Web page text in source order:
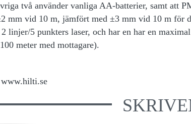
två använder vanliga AA-batterier, samt att
mm vid 10 m, jämfört med ±3 mm vid 10 m för
linjer/5 punkters laser, och har en har en
meter med mottagare).